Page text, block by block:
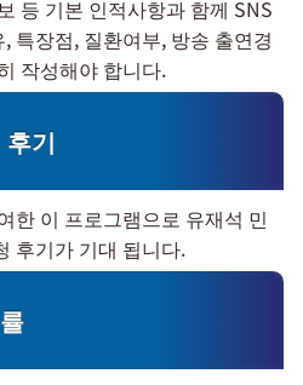
등 기본 인적사항과 함께 SNS
특장점, 질환여부, 방송 출연경
작성해야 합니다.
기
한 이 프로그램으로 유재석 민
후기가 기대 됩니다.